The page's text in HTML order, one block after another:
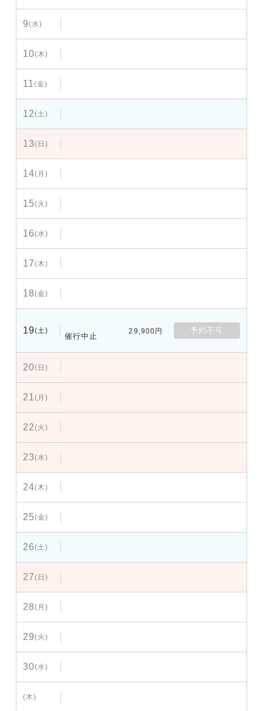
9(水)
10(木)
11(金)
12(土)
13(日)
14(月)
15(火)
16(水)
17(木)
18(金)
19(土)
催行中止
29,900円 予約不可
20(日)
21(月)
22(火)
23(水)
24(木)
25(金)
26(土)
27(日)
28(月)
29(火)
30(水)
(木)